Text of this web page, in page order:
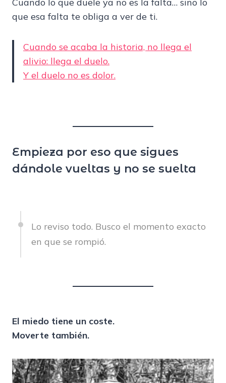
Cuando lo que duele ya no es la falta… sino lo
que esa falta te obliga a ver de ti.
Cuando se acaba la historia, no llega el
alivio: llega el duelo.
Y el duelo no es dolor.
Empieza por eso que sigues
dándole vueltas y no se suelta
Lo reviso todo. Busco el momento exacto
en que se rompió.
El miedo tiene un coste.
Moverte también.